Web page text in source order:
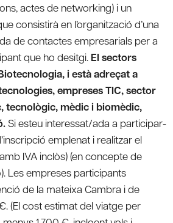
actes de networking) i un
consistirà en l’organització d’una
de contactes empresarials per a
que ho desitgi. El sectors
i està adreçat a
empreses TIC, sector
tecnològic, mèdic i biomèdic,
Si esteu interessat/ada a participar-
emplenat i realitzar el
IVA inclòs) (en concepte de
Les empreses participants
de la mateixa Cambra i de
(El cost estimat del viatge per